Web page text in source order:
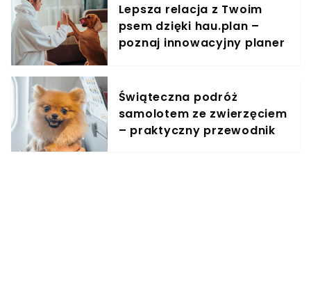
Lepsza relacja z Twoim
psem dzięki hau.plan –
poznaj innowacyjny planer
Świąteczna podróż
samolotem ze zwierzęciem
– praktyczny przewodnik